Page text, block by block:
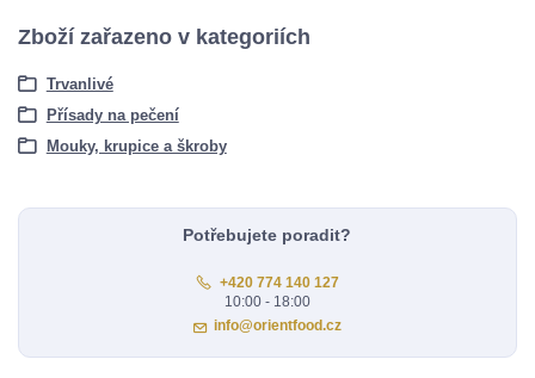
Zboží zařazeno v kategoriích
Trvanlivé
Přísady na pečení
Mouky, krupice a škroby
Potřebujete poradit?
+420 774 140 127
10:00 - 18:00
info@orientfood.cz